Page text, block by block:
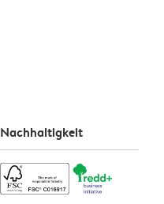
Nachhaltigkeit